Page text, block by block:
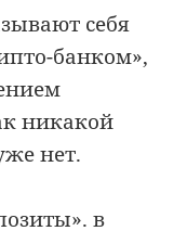
себя
банком»,
никакой
нет.
в